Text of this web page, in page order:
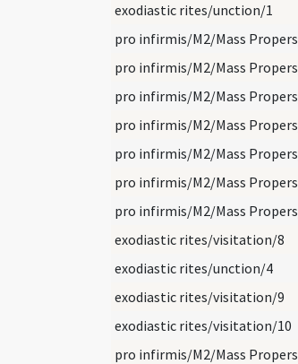
exodiastic rites/unction/1
pro infirmis/M2/Mass
pro infirmis/M2/Mass
pro infirmis/M2/Mass
pro infirmis/M2/Mass
pro infirmis/M2/Mass
pro infirmis/M2/Mass
pro infirmis/M2/Mass
exodiastic rites/visitation/8
exodiastic rites/unction/4
exodiastic rites/visitation/9
exodiastic rites/visitation/10
pro infirmis/M2/Mass